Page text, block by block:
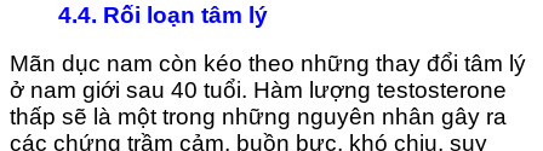
4.4. Rối loạn tâm lý
Mãn dục nam còn kéo theo những thay đổi tâm lý
ở nam giới sau 40 tuổi. Hàm lượng testosterone
thấp sẽ là một trong những nguyên nhân gây ra
các chứng trầm cảm, buồn bực, khó chịu, suy